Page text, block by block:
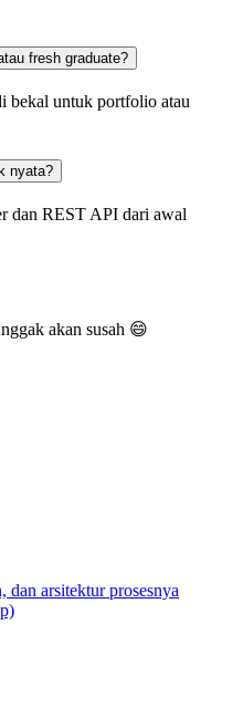
fresh graduate?
bekal untuk portfolio atau
nyata?
dan REST API dari awal
akan susah 😄
arsitektur prosesnya